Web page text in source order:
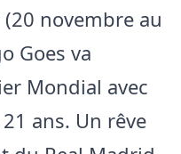
novembre au
Goes va
Mondial avec
ans. Un rêve